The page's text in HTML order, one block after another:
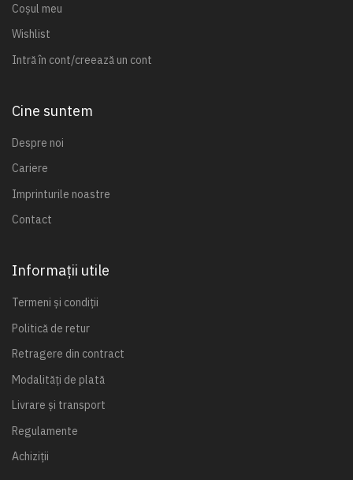
Coșul meu
Wishlist
Intră în cont/creează un cont
Cine suntem
Despre noi
Cariere
Imprinturile noastre
Contact
Informații utile
Termeni și condiții
Politică de retur
Retragere din contract
Modalități de plată
Livrare și transport
Regulamente
Achiziții